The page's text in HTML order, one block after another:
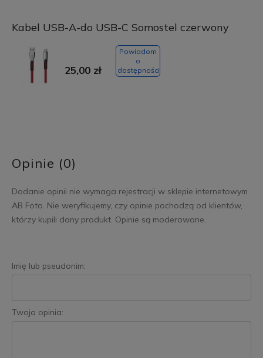
Kabel USB-A-do USB-C Somostel czerwony
25,00 zł
Powiadom
o
dostępności
Opinie (0)
Dodanie opinii nie wymaga rejestracji w sklepie internetowym
AB Foto. Nie weryfikujemy, czy opinie pochodzą od klientów,
którzy kupili dany produkt. Opinie są moderowane.
Imię lub pseudonim:
Twoja opinia: